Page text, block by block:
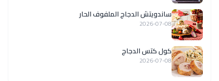
ساندويتش الدجاج الملفوف الحار
2026-07-08
كول كتس الدجاج
2026-07-08